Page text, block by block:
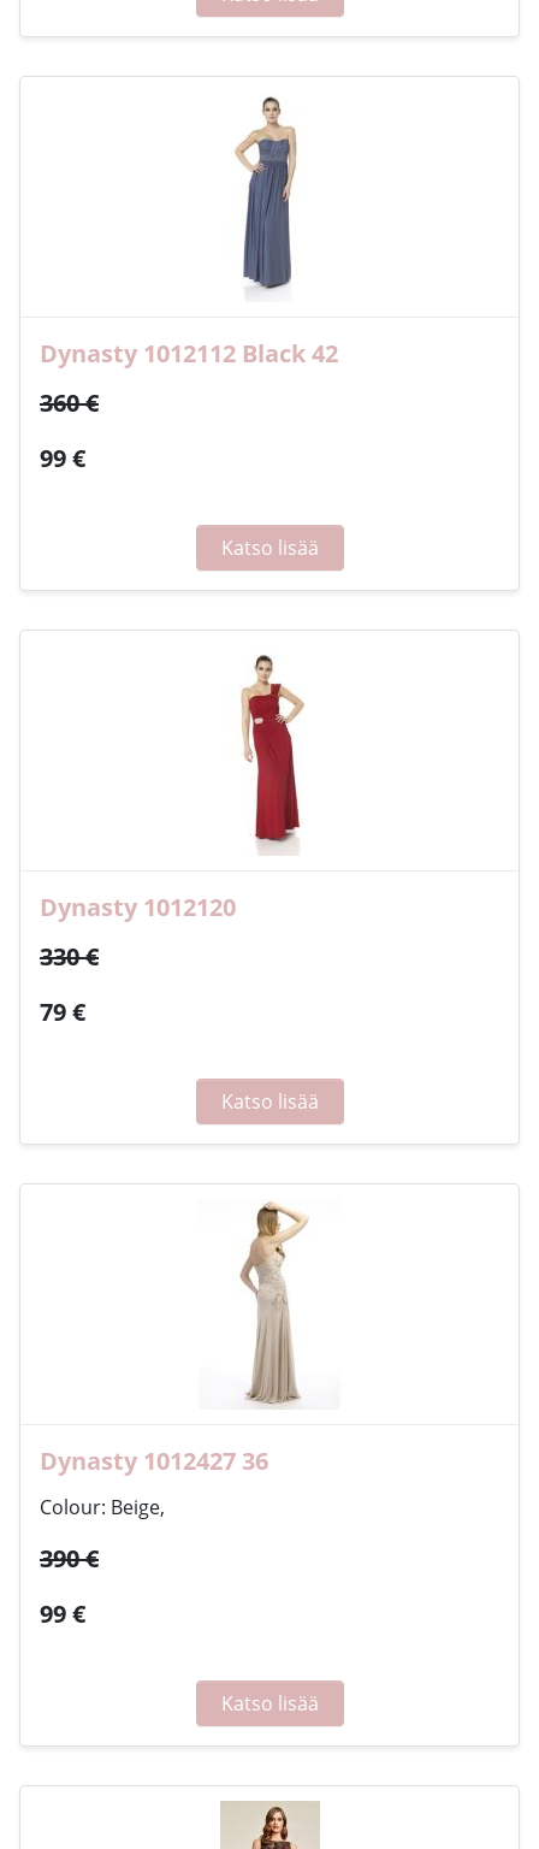
Dynasty 1012112 Black 42
360 €
99 €
Katso lisää
Dynasty 1012120
330 €
79 €
Katso lisää
Dynasty 1012427 36
Colour: Beige,
390 €
99 €
Katso lisää